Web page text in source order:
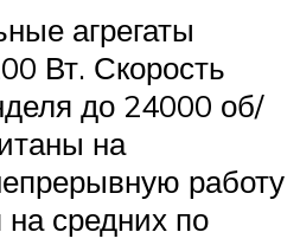
агрегаты
Вт. Скорость
до 24000 об/
на
работу
средних по